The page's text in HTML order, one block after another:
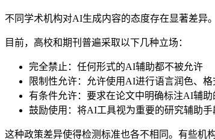
不同学术机构对AI生成内容的态度存在显著差异
目前，高校和期刊普遍采取以下几种立场：
完全禁止：任何形式的AI辅助都不被允许
限制性允许：允许使用AI进行语言润色、
有条件允许：要求在论文中明确标注AI辅
鼓励使用：将AI工具视为重要的研究辅助手
这种政策差异使得检测标准也各不相同。有些机